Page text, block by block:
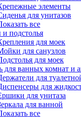
элементы
для унитазов
все
подстолья
для моек
для санузлов
для моек
для ванных комнат и
для
для
для унитаза
для ванной
все